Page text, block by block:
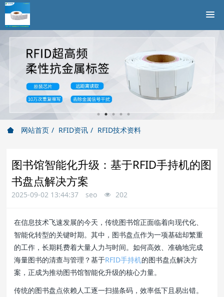
网站首页 RFID资讯 RFID技术资料
图书馆智能化升级：基于RFID手持机的图
书盘点解决方案
2025-09-02 13:44:37 seo 202
在信息技术飞速发展的今天，传统图书馆正面临着向现代化、
智能化转型的关键时期。其中，图书盘点作为一项基础却繁重
的工作，长期耗费着大量人力与时间。如何高效、准确地完成
海量图书的清查与管理？基于RFID手持机的图书盘点解决方
案，正成为推动图书馆智能化升级的核心力量。
传统的图书盘点依赖人工逐一扫描条码，效率低下且易出错。